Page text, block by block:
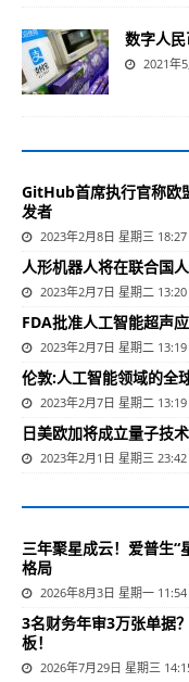
数字人民
2021年
GitHub首席执行官称欧
发者
2023年2月8日 星期三 18:27
人形机器人将在联合国
2023年2月7日 星期二 13:20
FDA批准人工智能超声
2023年2月7日 星期二 13:19
伦敦:人工智能领域的全
2023年2月7日 星期二 13:19
日美欧加将成立量子技
2023年2月1日 星期三 23:42
三年聚星成云！爱普生“
格局
2026年8月3日 星期一 11:54
3名财务年审3万张单据
板！
2026年7月29日 星期三